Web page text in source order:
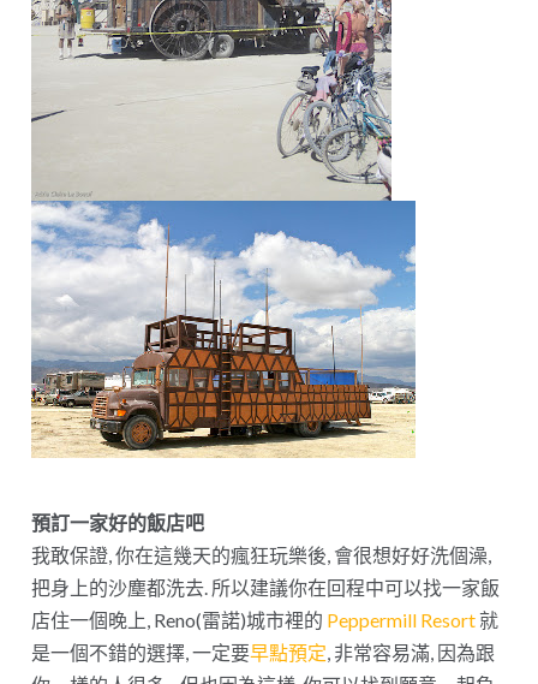
預訂一家好的飯店吧
我敢保證, 你在這幾天的瘋狂玩樂後, 會很想好好洗個澡,
把身上的沙塵都洗去. 所以建議你在回程中可以找一家飯
店住一個晚上, Reno(雷諾)城市裡的 Peppermill Resort就
是一個不錯的選擇, 一定要早點預定 , 非常容易滿, 因為跟